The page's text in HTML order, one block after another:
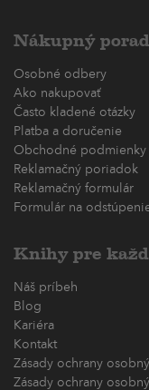
Nákupný
Osobné odbery
Ako nakupovať
Často kladené otázky
Platba a doručenie
Obchodné podmienky
Reklamačný poriadok
Reklamačný formulár
Formulár na
Knihy pre
Náš príbeh
Blog
Kariéra
Kontakt
Zásady ochrany
Zásady ochrany